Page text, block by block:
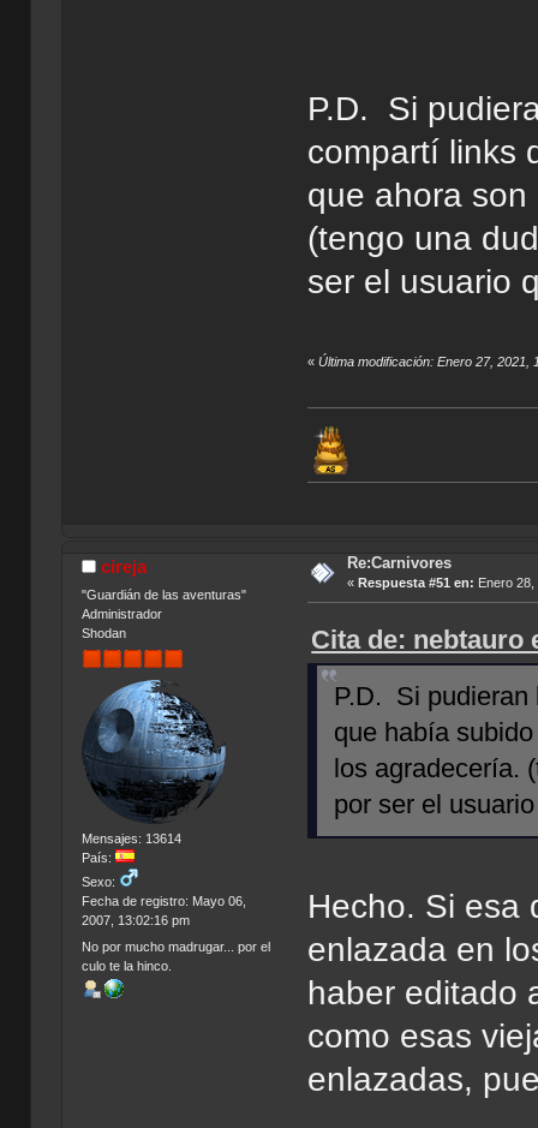
P.D. Si
compartí links
que ahora
(tengo una
ser el usuario
«Última modificación: Enero 27, 2021,
cireja
"Guardián de las aventuras"
Administrador
Shodan
Mensajes: 13614
País:
Sexo:
Fecha de registro: Mayo 06,
2007, 13:02:16 pm
No por mucho madrugar... por el
culo te la hinco.
Re:Carnivores
« Respuesta #51 en: Enero
Cita de: nebtauro
P.D. Si pudieran
que había
los agradecería.
por ser el
Hecho. Si esa
enlazada en
haber editado
como esas
enlazadas,